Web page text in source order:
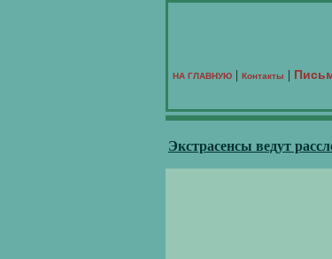
НА ГЛАВНУЮ Контакты
Экстрасенсы ведут